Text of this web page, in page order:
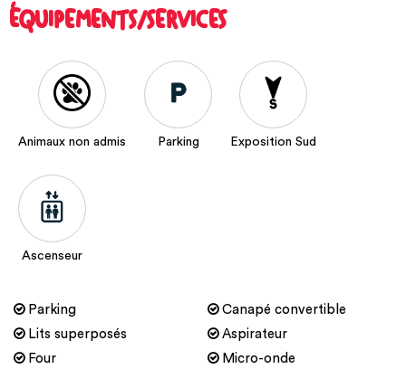
ÉQUIPEMENTS/SERVICES
Animaux non admis Parking Exposition Sud
Ascenseur
Parking
Canapé convertible
Lits superposés
Aspirateur
Four
Micro-onde